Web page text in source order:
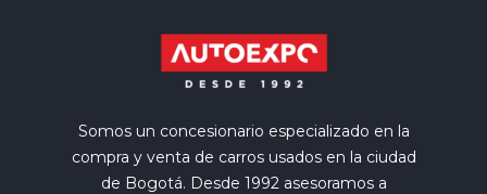
Somos un concesionario especializado en la
compra y venta de carros usados en la ciudad
de Bogotá. Desde 1992 asesoramos a